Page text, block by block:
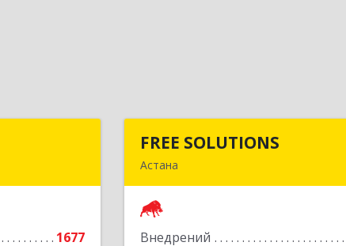
1677
Подробнее
FREE SOLUTIONS
Астана
Внедрений
FREE